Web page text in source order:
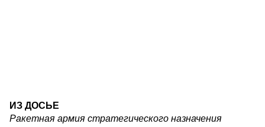
ИЗ ДОСЬЕ
Ракетная армия стратегического назначения